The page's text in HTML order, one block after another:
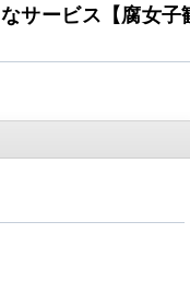
サービス【腐女子